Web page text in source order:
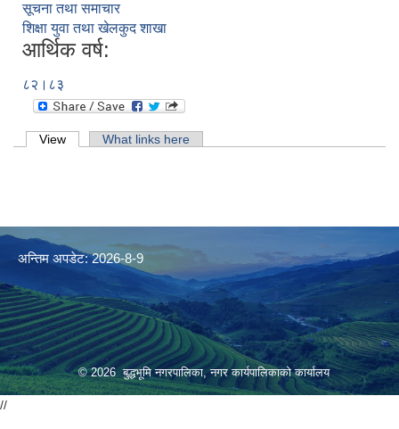
सूचना तथा समाचार
शिक्षा युवा तथा खेलकुद शाखा
आर्थिक वर्ष:
८२।८३
Primary tabs
View (active tab)What links here
अन्तिम अपडेट: 2026-8-9
© 2026 बुद्धभूमि नगरपालिका, नगर कार्यपालिकाको कार्यालय
//